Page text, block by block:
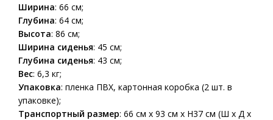
Ширина: 66 см;
Глубина: 64 см;
Высота: 86 см;
Ширина сиденья: 45 см;
Глубина сиденья: 43 см;
Вес: 6,3 кг;
Упаковка: пленка ПВХ, картонная коробка (2 шт. в
упаковке);
Транспортный размер: 66 см x 93 см x H37 см (Ш x Д x